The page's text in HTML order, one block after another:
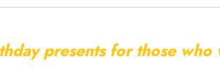
presents for those